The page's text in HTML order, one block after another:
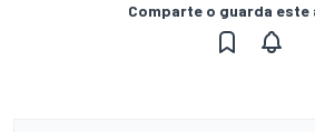
Comparte o guarda